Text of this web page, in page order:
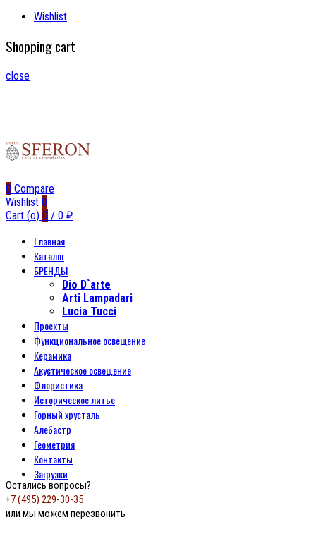
Wishlist
Shopping cart
close
0 Compare
Wishlist 0
Cart (o) 0 / 0 ₽
Главная
Каталог
БРЕНДЫ
Dio D`arte
Arti Lampadari
Lucia Tucci
Проекты
Функциональное освещение
Керамика
Акустическое освещение
Флористика
Историческое литье
Горный хрусталь
Алебастр
Геометрия
Контакты
Загрузки
Остались вопросы?
+7 (495) 229-30-35
или мы можем перезвонить